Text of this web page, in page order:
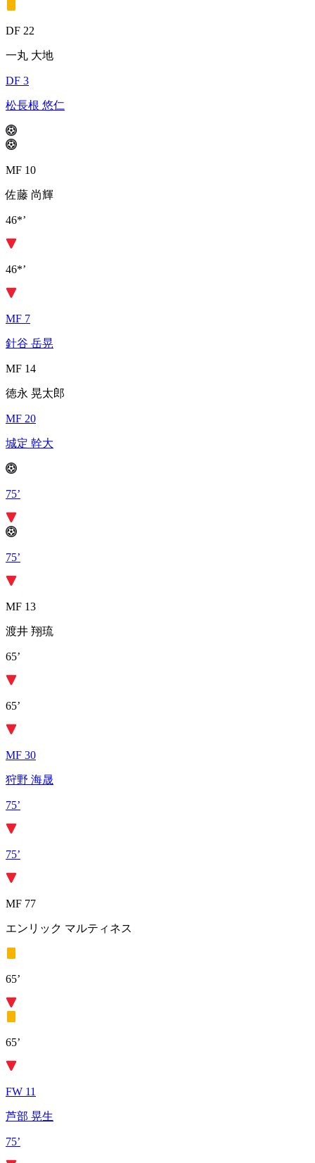
DF 22
一丸 大地
DF 3
松長根 悠仁
MF 10
佐藤 尚輝
46*’
46*’
MF 7
針谷 岳晃
MF 14
徳永 晃太郎
MF 20
城定 幹大
75’
75’
MF 13
渡井 翔琉
65’
65’
MF 30
狩野 海晟
75’
75’
MF 77
エンリック マルティネス
65’
65’
FW 11
芦部 晃生
75’